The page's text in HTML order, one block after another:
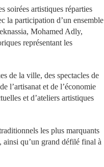
soirées artistiques réparties
la participation d’un ensemble
Mohamed Adly,
représentant les
de la ville, des spectacles de
l’artisanat et de l’économie
et d’ateliers artistiques
les plus marquants
ainsi qu’un grand défilé final à